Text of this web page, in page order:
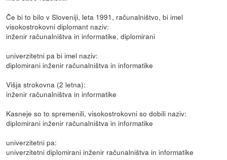
Če bi to bilo v Sloveniji, leta 1991, računalništvo, bi imel
visokostrokovni diplomant naziv:
inženir računalništva in informatike, diplomirani
univerzitetni pa bi imel naziv:
diplomirani inženir računalništva in informatike
Višja strokovna (2 letna):
inženir računalništva in informatike
Kasneje so to spremenili, visokostrokovni so dobili naziv:
diplomirani inženir računalništva in informatike
univerzitetni pa:
univerzitetni diplomirani inženir računalništva in informatike